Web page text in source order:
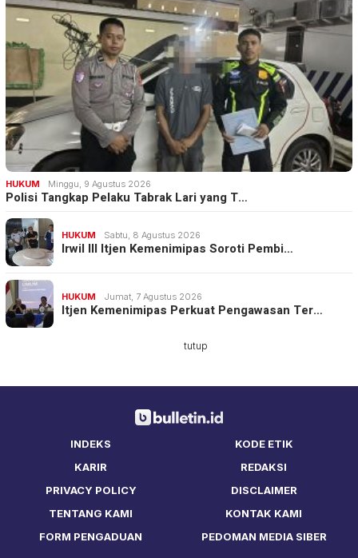
HUKUM Minggu, 9 Agustus 2026
Polisi Tangkap Pelaku Tabrak Lari yang T…
HUKUM Sabtu, 8 Agustus 2026
Irwil III Itjen Kemenimipas Soroti Pembi…
HUKUM Jumat, 7 Agustus 2026
Itjen Kemenimipas Perkuat Pengawasan Ter…
INDEKS
KODE ETIK
KARIR
REDAKSI
PRIVACY POLICY
DISCLAIMER
TENTANG KAMI
KONTAK KAMI
FORM PENGADUAN
PEDOMAN MEDIA SIBER
tutup